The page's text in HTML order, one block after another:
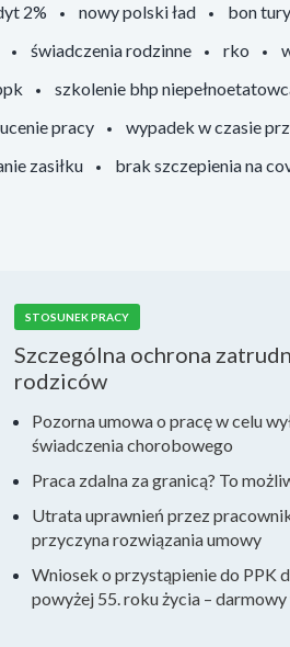
2% nowy polski ład bon
świadczenia rodzinne rko
szkolenie bhp
pracy wypadek w czasie
zasiłku brak szczepienia na
STOSUNEK PRACY
Szczególna ochrona
rodziców
Pozorna umowa o pracę w celu
świadczenia chorobowego
Praca zdalna za granicą? To
Utrata uprawnień przez
przyczyna rozwiązania umowy
Wniosek o przystąpienie do PPK
powyżej 55. roku życia –